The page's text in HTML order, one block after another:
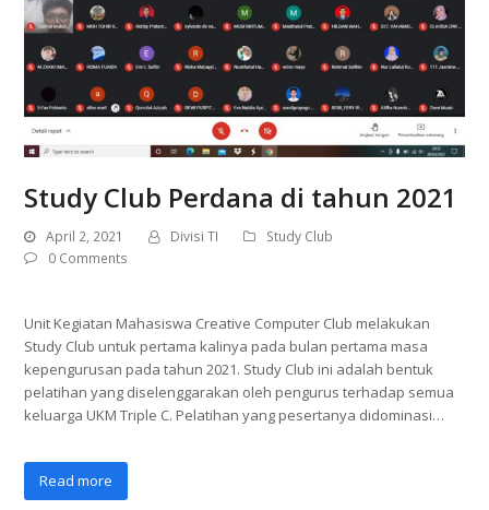
Study Club Perdana di tahun 2021
April 2, 2021 Divisi TI
Study Club
0 Comments
Unit Kegiatan Mahasiswa Creative Computer Club melakukan
Study Club untuk pertama kalinya pada bulan pertama masa
kepengurusan pada tahun 2021. Study Club ini adalah bentuk
pelatihan yang diselenggarakan oleh pengurus terhadap semua
keluarga UKM Triple C. Pelatihan yang pesertanya didominasi…
Read more